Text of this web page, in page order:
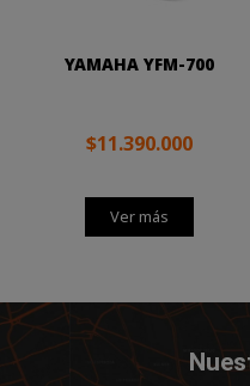
YAMAHA YFM-700
$11.390.000
Ver más